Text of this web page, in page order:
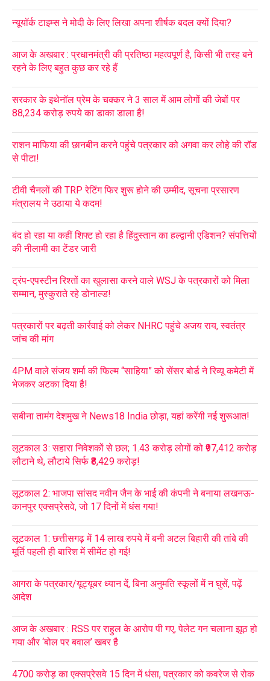
न्यूयॉर्क टाइम्स ने मोदी के लिए लिखा अपना शीर्षक बदल क्यों दिया?
आज के अखबार : प्रधानमंत्री की प्रतिष्ठा महत्वपूर्ण है, किसी भी तरह बने
रहने के लिए बहुत कुछ कर रहे हैं
सरकार के इथेनॉल प्रेम के चक्कर ने 3 साल में आम लोगों की जेबों पर
88,234 करोड़ रुपये का डाका डाला है!
राशन माफिया की छानबीन करने पहुंचे पत्रकार को अगवा कर लोहे की रॉड
से पीटा!
टीवी चैनलों की TRP रेटिंग फिर शुरू होने की उम्मीद, सूचना प्रसारण
मंत्रालय ने उठाया ये कदम!
बंद हो रहा या कहीं शिफ्ट हो रहा है हिंदुस्तान का हल्द्वानी एडिशन? संपत्तियों
की नीलामी का टेंडर जारी
ट्रंप-एपस्टीन रिश्तों का खुलासा करने वाले WSJ के पत्रकारों को मिला
सम्मान, मुस्कुराते रहे डोनाल्ड!
पत्रकारों पर बढ़ती कार्रवाई को लेकर NHRC पहुंचे अजय राय, स्वतंत्र
जांच की मांग
4PM वाले संजय शर्मा की फिल्म “साहिया” को सेंसर बोर्ड ने रिव्यू कमेटी में
भेजकर अटका दिया है!
सबीना तामंग देशमुख ने News18 India छोड़ा, यहां करेंगी नई शुरूआत!
लूटकाल 3: सहारा निवेशकों से छल; 1.43 करोड़ लोगों को ₹97,412 करोड़
लौटाने थे, लौटाये सिर्फ ₹8,429 करोड़!
लूटकाल 2: भाजपा सांसद नवीन जैन के भाई की कंपनी ने बनाया लखनऊ-
कानपुर एक्सप्रेसवे, जो 17 दिनों में धंस गया!
लूटकाल 1: छत्तीसगढ़ में 14 लाख रुपये में बनी अटल बिहारी की तांबे की
मूर्ति पहली ही बारिश में सीमेंट हो गई!
आगरा के पत्रकार/यूट्यूबर ध्यान दें, बिना अनुमति स्कूलों में न घुसें, पढ़ें
आदेश
आज के अखबार : RSS पर राहुल के आरोप पी गए, पेलेट गन चलाना झूठ हो
गया और ‘बोल पर बवाल’ खबर है
4700 करोड़ का एक्सप्रेसवे 15 दिन में धंसा, पत्रकार को कवरेज से रोक